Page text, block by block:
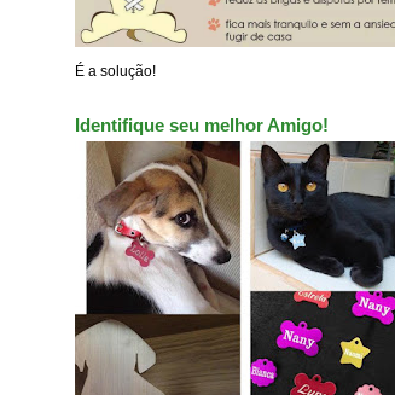
É a solução!
Identifique seu melhor Amigo!